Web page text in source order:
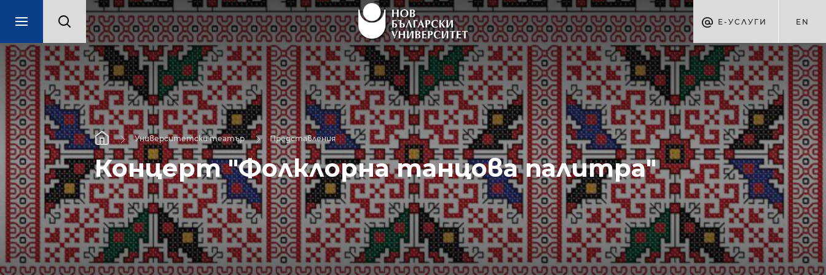
Е-УСЛУГИ EN
Университетски театър Представления
Концерт "Фолклорна танцова палитра"